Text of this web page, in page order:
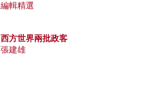
編輯精選
西方世界兩批政客
張建雄